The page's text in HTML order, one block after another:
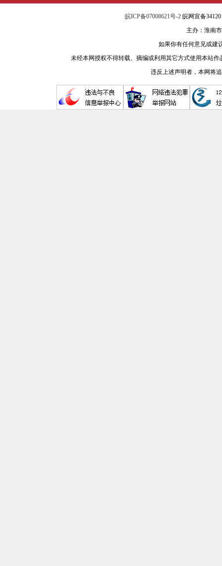
料”，更要提升“向前一步”的服务意
念，搭建材料与设计对接平台，促进
（祝君壁）
皖ICP备07008621号-2 皖网宣备
主办：淮南
如果你有任何意见或建
未经本网授权不得转载、摘编或利用其它方式使用本站
违反上述声明者，本网将